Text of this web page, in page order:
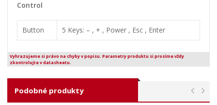
Control
Button 5 Keys: – , + , Power , Esc , Enter
Vyhrazujeme si právo na chyby v popisu. Parametry produktu si prosíme vždy
zkontrolujte v datasheetu.
Podobné produkty